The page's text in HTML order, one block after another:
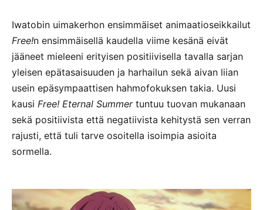
Iwatobin uimakerhon ensimmäiset animaatioseikkailut
Free!n ensimmäisellä kaudella viime kesänä eivät
jääneet mieleeni erityisen positiivisella tavalla sarjan
yleisen epätasaisuuden ja harhailun sekä aivan liian
usein epäsympaattisen hahmofokuksen takia. Uusi
kausi Free! Eternal Summertuntuu tuovan mukanaan
sekä positiivista että negatiivista kehitystä sen verran
rajusti, että tuli tarve osoitella isoimpia asioita
sormella.